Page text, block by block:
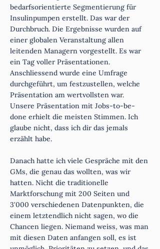
bedarfsorientierte Segmentierung für
Insulinpumpen erstellt. Das war der
Durchbruch. Die Ergebnisse wurden auf
einer globalen Veranstaltung allen
leitenden Managern vorgestellt. Es war
ein Tag voller Präsentationen.
Anschliessend wurde eine Umfrage
durchgeführt, um festzustellen, welche
Präsentation am wertvollsten war.
Unsere Präsentation mit Jobs-to-be-
done erhielt die meisten Stimmen. Ich
glaube nicht, dass ich dir das jemals
erzählt habe.
Danach hatte ich viele Gespräche mit den
GMs, die genau das wollten, was wir
hatten. Nicht die traditionelle
Marktforschung mit 200 Seiten und
3'000 verschiedenen Datenpunkten, die
einem letztendlich nicht sagen, wo die
Chancen liegen. Niemand weiss, was man
mit diesen Daten anfangen soll, es ist